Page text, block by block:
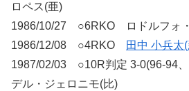
ロペス(亜)
1986/10/27 ○6RKO ロドルフォ
1986/12/08 ○4RKO
田中 小兵太
1987/02/03 ○10R判定 3-0(96-94
デル・ジェロニモ(比)